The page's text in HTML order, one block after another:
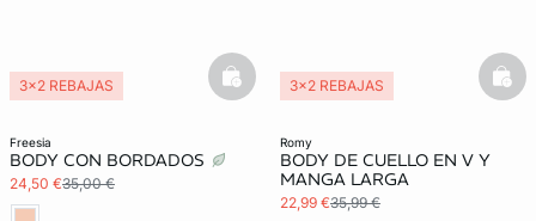
freesia
BODY CON BORDADOS
24,50 €35,00 €
3x2 REBAJAS basketfull
romy
BODY DE CUELLO EN V Y
MANGA LARGA
22,99 €35,99 €
3x2 REBAJAS